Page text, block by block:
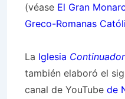
(véase El Gran
Greco-Romanas
La Iglesia
también elaboró ​​el
canal de YouTube de